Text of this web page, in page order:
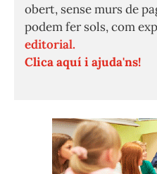
obert, sense murs de
podem fer sols, com
editorial.
Clica aquí i ajuda'ns!